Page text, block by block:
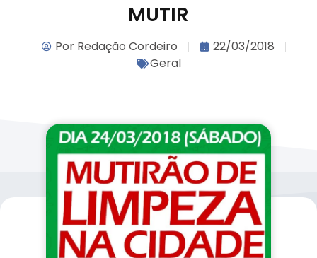
MUTIR
Por Redação Cordeiro
22/03/2018
Geral